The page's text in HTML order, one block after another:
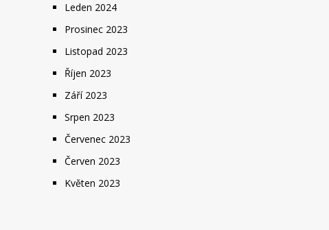
Leden 2024
Prosinec 2023
Listopad 2023
Říjen 2023
Září 2023
Srpen 2023
Červenec 2023
Červen 2023
Květen 2023